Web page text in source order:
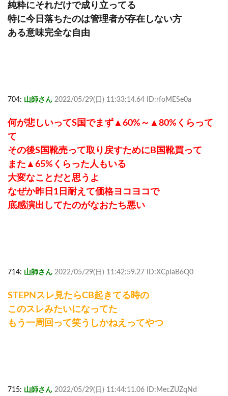
純粋にそれだけで成り立ってる
特に今日落ちたのは管理者が存在しない方
ある意味完全な自由
704: 山師さん 2022/05/29(日) 11:33:14.64 ID:rfoMESe0a
何が悲しいってS国でまず▲60%～▲80%くらって
て
その後S国靴売って取り戻すためにB国靴買って
また▲65%くらった人もいる
大変なことだと思うよ
なぜか昨日1日耐えて価格ヨコヨコで
底感演出してたのがなおたち悪い
714: 山師さん 2022/05/29(日) 11:42:59.27 ID:XCpIaB6Q0
STEPNスレ見たらCB起きてる時の
このスレみたいになってた
もう一周回って笑うしかねえってやつ
715: 山師さん 2022/05/29(日) 11:44:11.06 ID:MecZUZqNd